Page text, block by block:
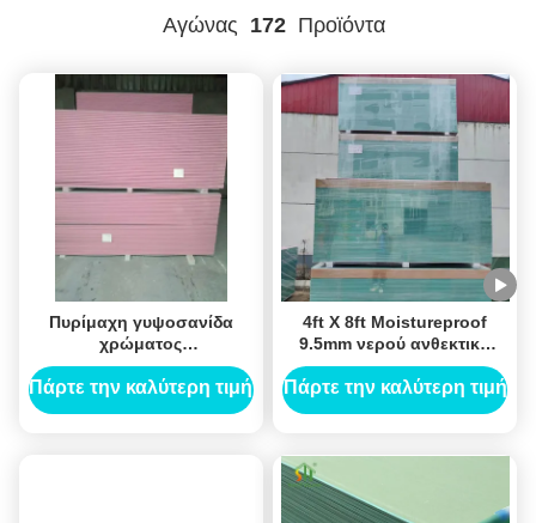
Αγώνας 172Προϊόντα
Πυρίμαχη γυψοσανίδα
χρώματος
ελεφαντόδοντου,
απασχολημένος έγγραφο
Πάρτε την καλύτερη τιμή
4ft X 8ft Moistureproof
9.5mm νερού ανθεκτικό
πάχος γυψοσανίδας
Πάρτε την καλύτερη τιμή